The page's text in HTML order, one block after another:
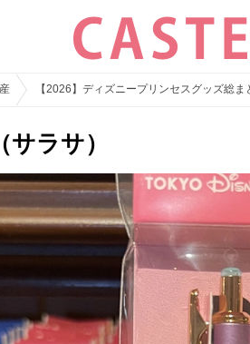
【2026】ディズニープリンセスグッズ総
ラサ）